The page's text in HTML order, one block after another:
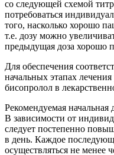
со следующей схемой
потребоваться
того, насколько хорошо
т.е. дозу можно
предыдущая доза хорошо
Для обеспечения
начальных этапах
бисопролол в
Рекомендуемая начальная
В зависимости от
следует постепенно
в день. Каждое
осуществляться не менее